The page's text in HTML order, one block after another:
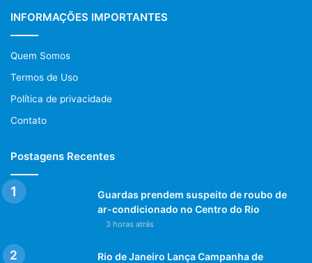
INFORMAÇÕES IMPORTANTES
Quem Somos
Termos de Uso
Política de privacidade
Contato
Postagens Recentes
Guardas prendem suspeito de roubo de
ar-condicionado no Centro do Rio
3 horas atrás
Rio de Janeiro Lança Campanha de